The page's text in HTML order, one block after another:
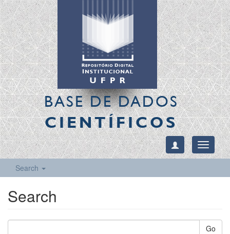
BASE DE DADOS
CIENTÍFICOS
Toggle
Search
Search
Go